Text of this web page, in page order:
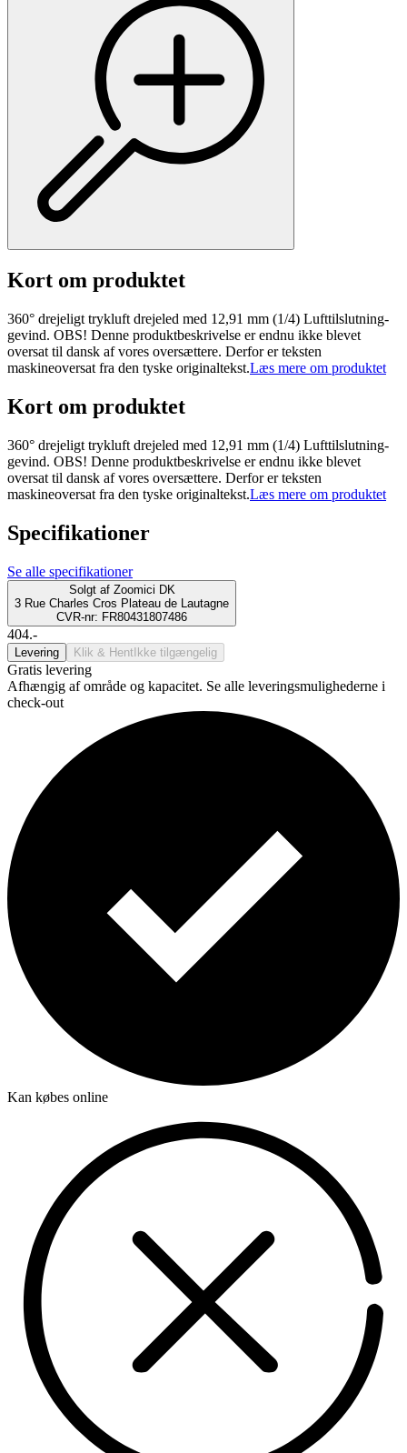
Kort om produktet
360° drejeligt trykluft drejeled med 12,91 mm (1/4) Lufttilslutning-
gevind. OBS! Denne produktbeskrivelse er endnu ikke blevet
oversat til dansk af vores oversættere. Derfor er teksten
maskineoversat fra den tyske originaltekst.Læs mere om produktet
Kort om produktet
360° drejeligt trykluft drejeled med 12,91 mm (1/4) Lufttilslutning-
gevind. OBS! Denne produktbeskrivelse er endnu ikke blevet
oversat til dansk af vores oversættere. Derfor er teksten
maskineoversat fra den tyske originaltekst.Læs mere om produktet
Specifikationer
Se alle specifikationer
Solgt af Zoomici DK
3 Rue Charles Cros Plateau de Lautagne
CVR-nr: FR80431807486
404.-
Levering Klik & Hent Ikke tilgængelig
Gratis levering
Afhængig af område og kapacitet. Se alle leveringsmulighederne i
check-out
Kan købes online